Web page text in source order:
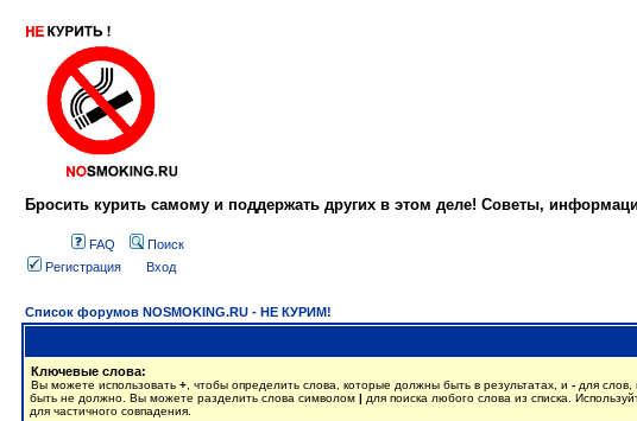
Бросить курить самому и поддержать других в этом деле! Советы,
FAQ
Поиск
Регистрация
Вход
Список форумов NOSMOKING.RU - НЕ КУРИМ!
Ключевые слова:
Вы можете использовать + , чтобы определить слова, которые должны быть в результатах, и - для слов,
быть не должно. Вы можете разделить слова символом | для поиска любого слова из списка.
для частичного совпадения.